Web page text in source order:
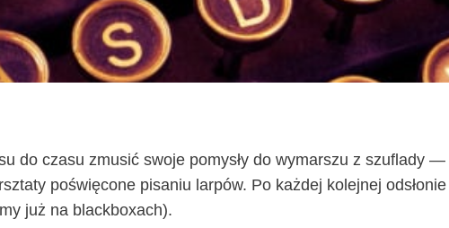
do cza­su zmu­sić swo­je pomy­sły do wymar­szu z szu­fla­dy
poświę­co­ne pisa­niu lar­pów. Po każ­dej kolej­nej
już na blackboxach).